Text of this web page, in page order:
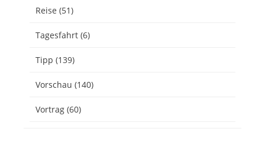
Reise (51)
Tagesfahrt (6)
Tipp (139)
Vorschau (140)
Vortrag (60)